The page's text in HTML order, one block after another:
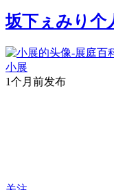
坂下ぇみり个
小展
1个月前发布